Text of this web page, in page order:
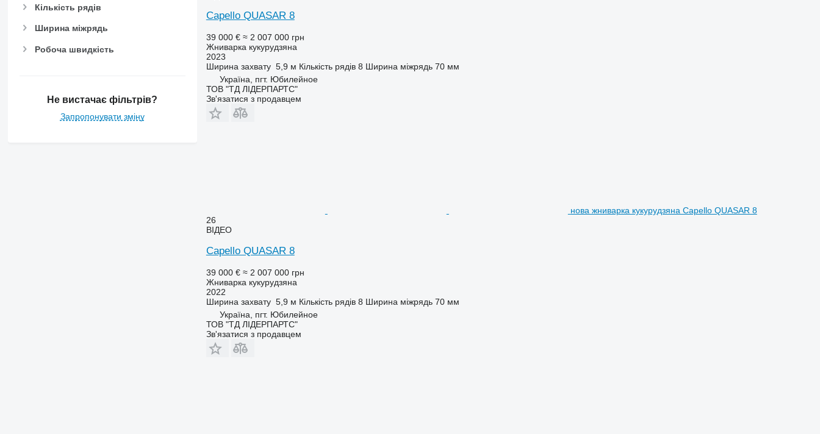
Кількість рядів
Ширина міжрядь
Робоча швидкість
Не вистачає фільтрів?
Запропонувати зміну
Capello QUASAR 8
39 000 € ≈ 2 007 000 грн
Жниварка кукурудзяна
2023
Ширина захвату 5,9 м Кількість рядів 8 Ширина міжрядь 70 мм
Україна, пгт. Юбилейное
ТОВ "ТД ЛІДЕРПАРТС"
Зв'язатися з продавцем
нова жниварка кукурудзяна Capello QUASAR 8
26
ВІДЕО
Capello QUASAR 8
39 000 € ≈ 2 007 000 грн
Жниварка кукурудзяна
2022
Ширина захвату 5,9 м Кількість рядів 8 Ширина міжрядь 70 мм
Україна, пгт. Юбилейное
ТОВ "ТД ЛІДЕРПАРТС"
Зв'язатися з продавцем